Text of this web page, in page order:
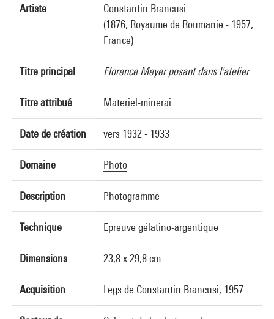
Artiste
Constantin Brancusi
(1876, Royaume de Roumanie - 1957,
France)
Titre principal Florence Meyer posant dans l'atelier
Titre attribué Materiel-minerai
Date de création vers 1932 - 1933
Domaine Photo
Description Photogramme
Technique Epreuve gélatino-argentique
Dimensions 23,8 x 29,8 cm
Acquisition Legs de Constantin Brancusi, 1957